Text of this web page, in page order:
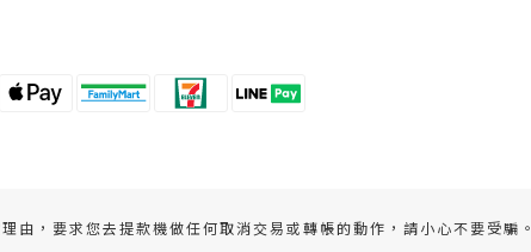
由，要求您去提款機做任何取消交易或轉帳的動作，請小心不要受騙。